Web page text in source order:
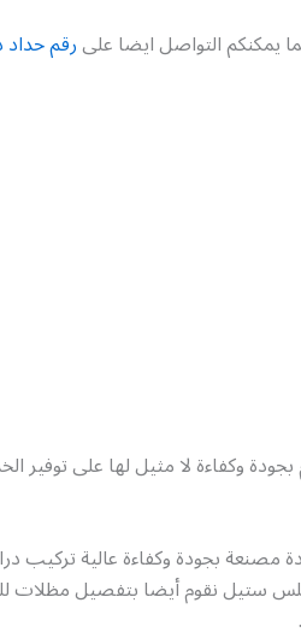
يمكنكم التواصل ايضا علىرقم حداد
وكفاءة لا مثيل لها على توفير
بجودة وكفاءة عالية تركيب
ستيل نقوم أيضا بتفصيل مظلات